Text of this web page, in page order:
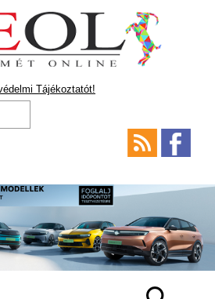
Tájékoztatót!